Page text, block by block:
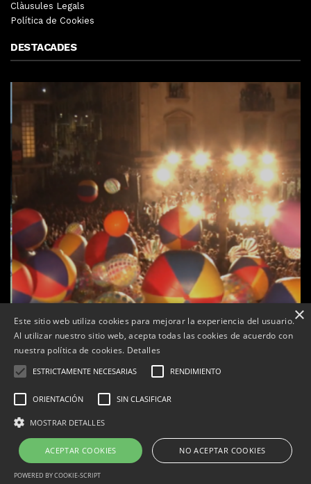
Clàusules Legals
Política de Cookies
DESTACADES
Tàrrega farà bategar la història amb l’estrena de “Lo
Pedrafoc”, la nova bèstia festiva de Guixanet
Correu electrònic:info@tarrega.tv
Telèfons: 648 45 71 14 | 669 32 28 46
×
Este sitio web utiliza cookies para mejorar la experiencia del usuario.
Al utilizar nuestro sitio web, acepta todas las cookies de acuerdo con
nuestra política de cookies. Detalles
ESTRICTAMENTE NECESARIAS RENDIMIENTO
ORIENTACIÓN SIN CLASIFICAR
MOSTRAR DETALLES
ACEPTAR COOKIES NO ACEPTAR COOKIES
POWERED BY COOKIE-SCRIPT